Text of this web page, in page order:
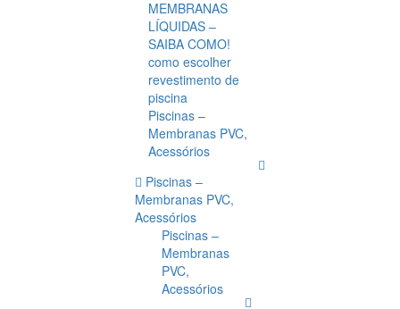
MEMBRANAS
LÍQUIDAS –
SAIBA COMO!
como escolher
revestimento de
piscina
Piscinas –
Membranas PVC,
Acessórios
Piscinas –
Membranas PVC,
Acessórios
Piscinas –
Membranas
PVC,
Acessórios